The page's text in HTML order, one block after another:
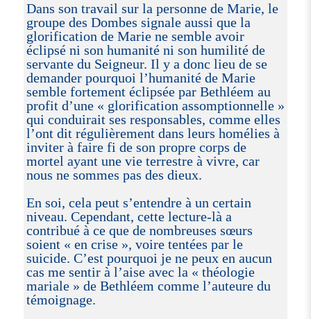
Dans son travail sur la personne de Marie, le
groupe des Dombes signale aussi que la
glorification de Marie ne semble avoir
éclipsé ni son humanité ni son humilité de
servante du Seigneur. Il y a donc lieu de se
demander pourquoi l’humanité de Marie
semble fortement éclipsée par Bethléem au
profit d’une « glorification assomptionnelle »
qui conduirait ses responsables, comme elles
l’ont dit régulièrement dans leurs homélies à
inviter à faire fi de son propre corps de
mortel ayant une vie terrestre à vivre, car
nous ne sommes pas des dieux.
En soi, cela peut s’entendre à un certain
niveau. Cependant, cette lecture-là a
contribué à ce que de nombreuses sœurs
soient « en crise », voire tentées par le
suicide. C’est pourquoi je ne peux en aucun
cas me sentir à l’aise avec la « théologie
mariale » de Bethléem comme l’auteure du
témoignage.